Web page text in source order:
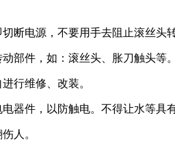
断电源，不要用手去阻止滚丝头转
部件，如：滚丝头、胀刀触头等。
行维修、改装。
器件，以防触电。不得让水等具
人。